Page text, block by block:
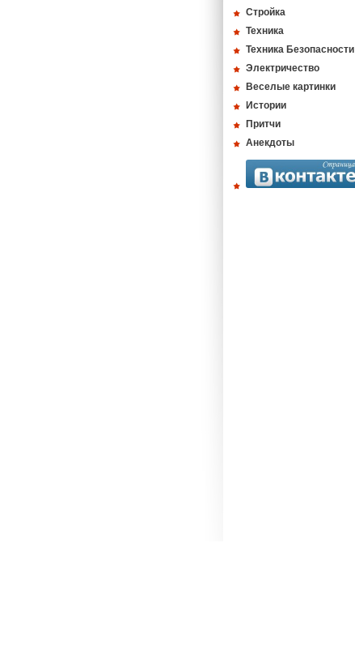
Стройка
Техника
Техника Безопасности
Электричество
Веселые картинки
Истории
Притчи
Анекдоты